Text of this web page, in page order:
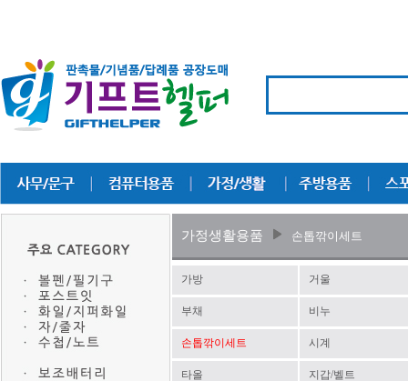
가정생활용품 손톱깎이세트
가방 거울
부채 비누
손톱깎이세트 시계
타올 지갑/벨트